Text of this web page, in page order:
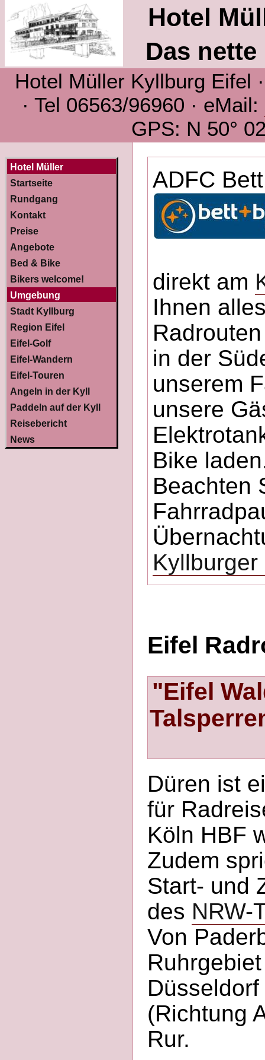
Hotel
Das
Hotel Müller Kyllburg Eifel
· Tel 06563/96960 · eMail:
GPS: N 50°
Hotel Müller
Startseite
Rundgang
Kontakt
Preise
Angebote
Bed & Bike
Bikers welcome!
Umgebung
Stadt Kyllburg
Region Eifel
Eifel-Golf
Eifel-Wandern
Eifel-Touren
Angeln in der Kyll
Paddeln auf der Kyll
Reisebericht
News
ADFC
direkt am
Ihnen
in der
unserem
unsere
Bike
Beachten
Eifel
"Eifel
Düren ist
für
Köln HBF
Zudem
Start- und
des NRW-
Von
(Richtung
Rur.